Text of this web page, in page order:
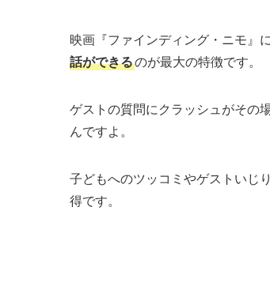
クラッシュの声優は誰？